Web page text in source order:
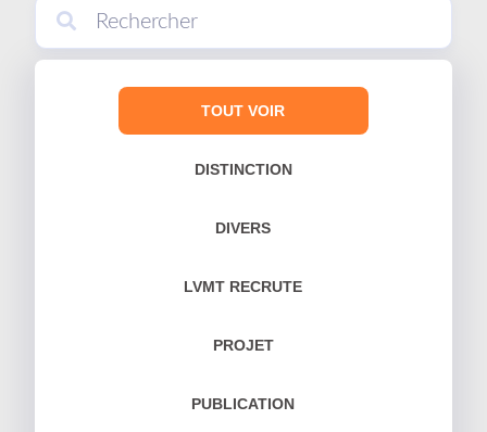
TOUT VOIR
DISTINCTION
DIVERS
LVMT RECRUTE
PROJET
PUBLICATION